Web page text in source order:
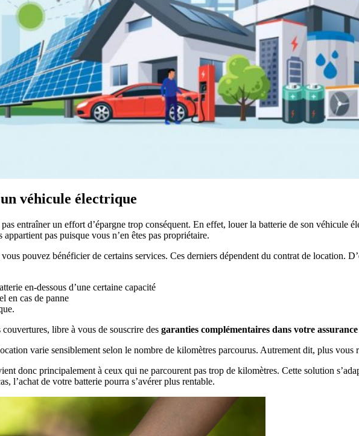
véhicule électrique
entraîner un effort d’épargne trop conséquent. En effet, louer la batterie de son véhicule
pas puisque vous n’en êtes pas propriétaire.
pouvez bénéficier de certains services. Ces derniers dépendent du contrat de location.
en-dessous d’une certaine capacité
en cas de panne
libre à vous de souscrire des garanties complémentaires dans votre
varie sensiblement selon le nombre de kilomètres parcourus. Autrement dit, plus vous
donc principalement à ceux qui ne parcourent pas trop de kilomètres. Cette solution
l’achat de votre batterie pourra s’avérer plus rentable.